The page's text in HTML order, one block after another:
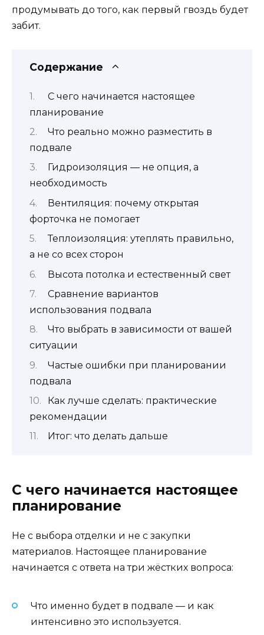
продумывать до того, как первый гвоздь будет
забит.
Содержание
С чего начинается настоящее
планирование
Что реально можно разместить в
подвале
Гидроизоляция — не опция, а
необходимость
Вентиляция: почему открытая
форточка не помогает
Теплоизоляция: утеплять правильно,
а не со всех сторон
Высота потолка и естественный свет
Сравнение вариантов
использования подвала
Что выбрать в зависимости от вашей
ситуации
Частые ошибки при планировании
подвала
Как лучше сделать: практические
рекомендации
Итог: что делать дальше
С чего начинается настоящее
планирование
Не с выбора отделки и не с закупки
материалов. Настоящее планирование
начинается с ответа на три жёстких вопроса:
Что именно будет в подвале — и как
интенсивно это используется.